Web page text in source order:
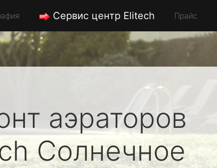
Сервис центр Elitech Прайс
аэраторов
Солнечное